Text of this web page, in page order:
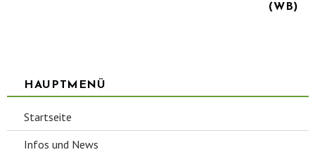
(WB)
HAUPTMENÜ
Startseite
Infos und News